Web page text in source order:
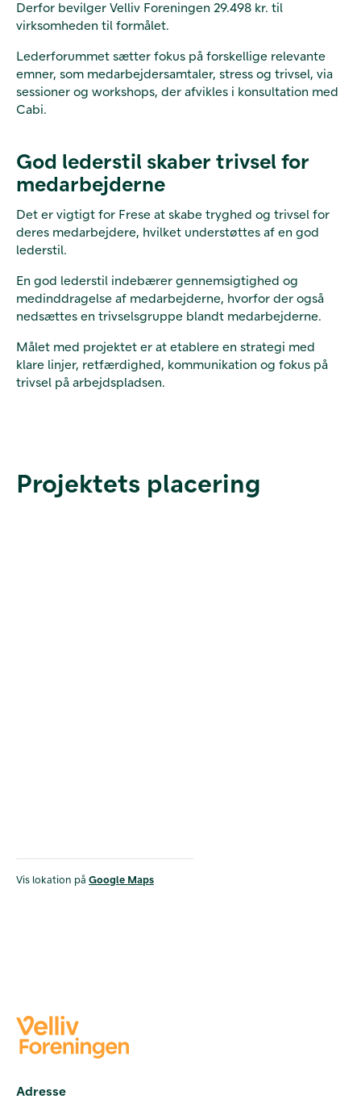
Derfor bevilger Velliv Foreningen 29.498 kr. til
virksomheden til formålet.
Lederforummet sætter fokus på forskellige relevante
emner, som medarbejdersamtaler, stress og trivsel, via
sessioner og workshops, der afvikles i konsultation med
Cabi.
God lederstil skaber trivsel for
medarbejderne
Det er vigtigt for Frese at skabe tryghed og trivsel for
deres medarbejdere, hvilket understøttes af en god
lederstil.
En god lederstil indebærer gennemsigtighed og
medinddragelse af medarbejderne, hvorfor der også
nedsættes en trivselsgruppe blandt medarbejderne.
Målet med projektet er at etablere en strategi med
klare linjer, retfærdighed, kommunikation og fokus på
trivsel på arbejdspladsen.
Projektets placering
Vis lokation på Google Maps
Adresse